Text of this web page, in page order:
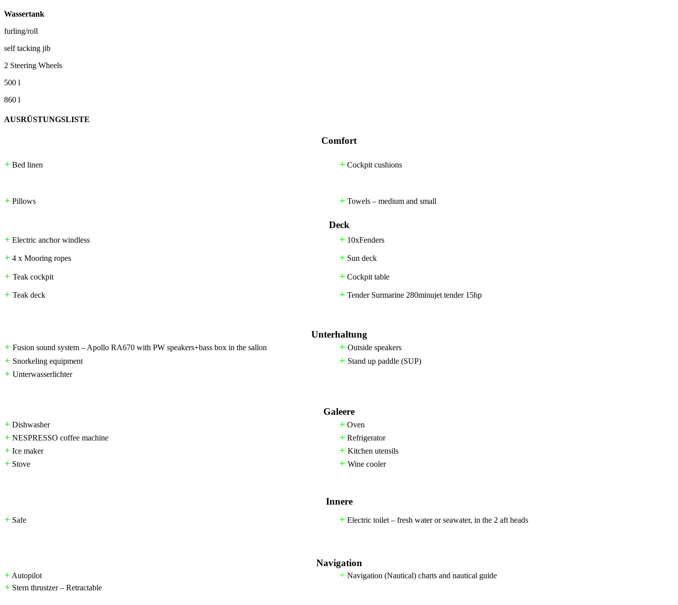
Wassertank
furling/roll
self tacking jib
2 Steering Wheels
500 l
860 l
AUSRÜSTUNGSLISTE
Comfort
+ Bed linen + Cockpit cushions
+ Pillows + Towels – medium and small
Deck
+ Electric anchor windless + 10xFenders
+ 4 x Mooring ropes + Sun deck
+ Teak cockpit + Cockpit table
+ Teak deck + Tender Surmarine 280minujet tender 15hp
Unterhaltung
+ Fusion sound system – Apollo RA670 with PW speakers+bass box in the sallon + Outside speakers
+ Snorkeling equipment + Stand up paddle (SUP)
+ Unterwasserlichter
Galeere
+ Dishwasher + Oven
+ NESPRESSO coffee machine + Refrigerator
+ Ice maker + Kitchen utensils
+ Stove + Wine cooler
Innere
+ Safe + Electric toilet – fresh water or seawater, in the 2 aft heads
Navigation
+ Autopilot + Navigation (Nautical) charts and nautical guide
+ Stern thrustzer – Retractable